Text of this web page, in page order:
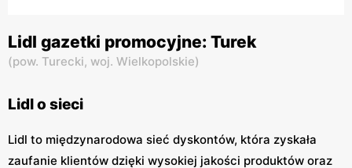
Lidl gazetki promocyjne: Turek
(pow. Turecki, woj. Wielkopolskie)
Lidl o sieci
Lidl to międzynarodowa sieć dyskontów, która zyskała
zaufanie klientów dzięki wysokiej jakości produktów oraz